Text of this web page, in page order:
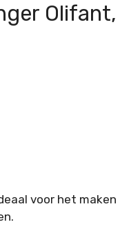
Olifant,
voor het maken